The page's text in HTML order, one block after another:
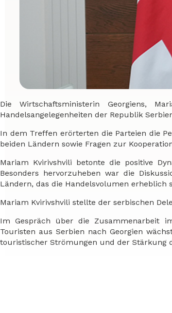
Die Wirtschaftsministerin Georgiens,
Handelsangelegenheiten der Republik
In dem Treffen erörterten die Parteien die
beiden Ländern sowie Fragen zur
Mariam Kvirivshvili betonte die positive
Besonders hervorzuheben war die
Ländern, das die Handelsvolumen erheblich
Mariam Kvirivshvili stellte der serbischen
Im Gespräch über die Zusammenarbeit
Touristen aus Serbien nach Georgien
touristischer Strömungen und der Stärkung